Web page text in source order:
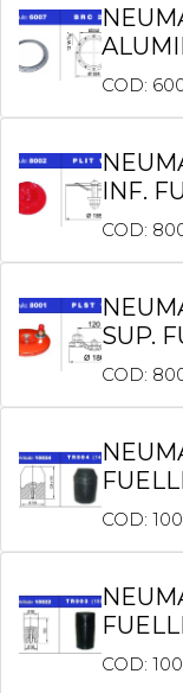
COD:
INF.
COD:
SUP.
COD:
COD:
COD: